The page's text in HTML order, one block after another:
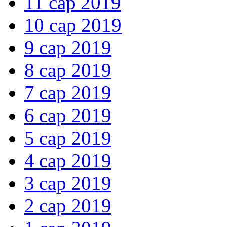
10 сар 2019
9 сар 2019
8 сар 2019
7 сар 2019
6 сар 2019
5 сар 2019
4 сар 2019
3 сар 2019
2 сар 2019